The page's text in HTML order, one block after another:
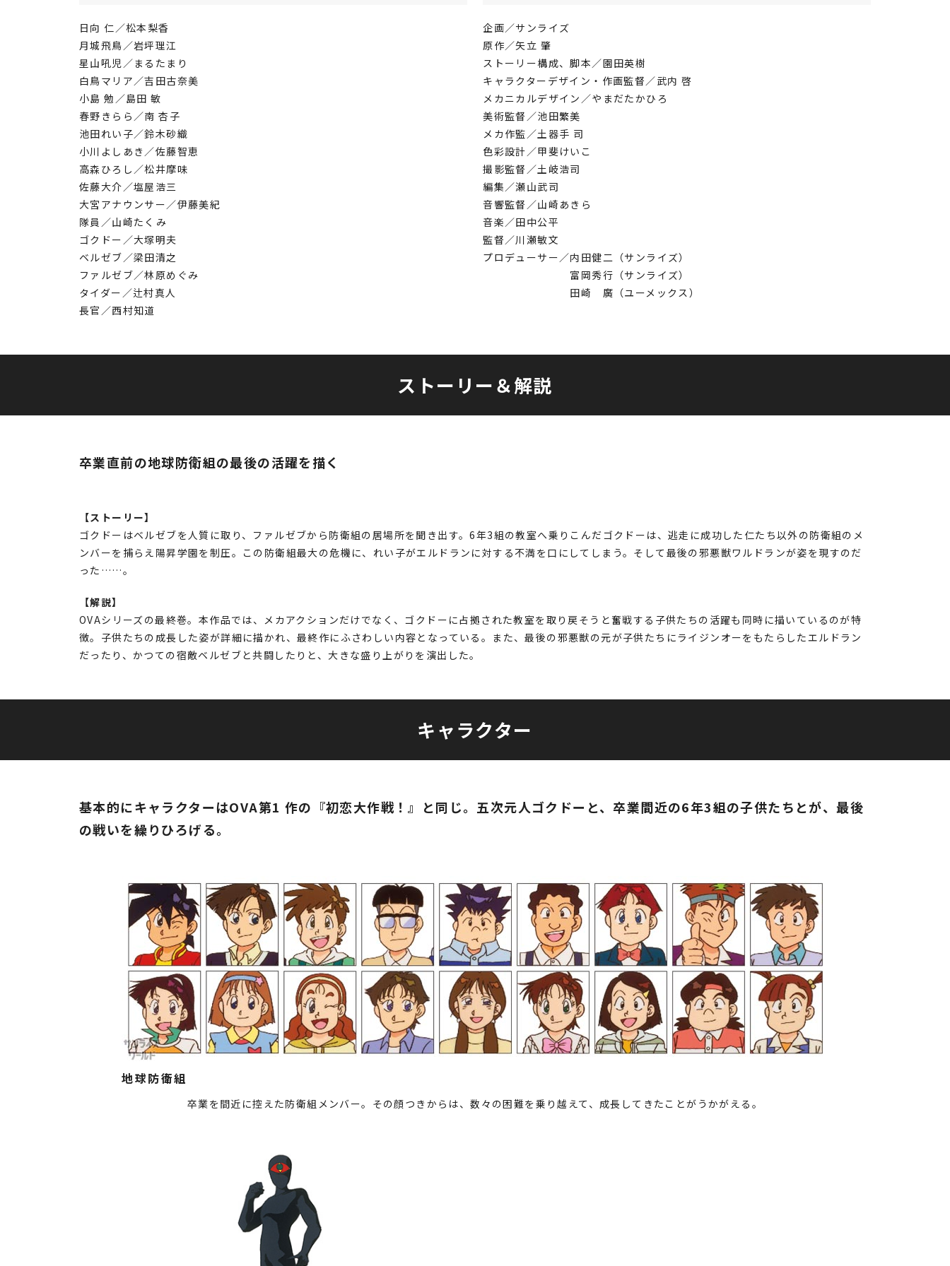
日向 仁／松本梨香
月城飛鳥／岩坪理江
星山吼児／まるたまり
白鳥マリア／吉田古奈美
小島 勉／島田 敏
春野きらら／南 杏子
池田れい子／鈴木砂織
小川よしあき／佐藤智恵
高森ひろし／松井摩味
佐藤大介／塩屋浩三
大宮アナウンサー／伊藤美紀
隊員／山崎たくみ
ゴクドー／大塚明夫
ベルゼブ／梁田清之
ファルゼブ／林原めぐみ
タイダー／辻村真人
長官／西村知道
企画／サンライズ
原作／矢立 肇
ストーリー構成、脚本／園田英樹
キャラクターデザイン・作画監督／武内 啓
メカニカルデザイン／やまだたかひろ
美術監督／池田繁美
メカ作監／土器手 司
色彩設計／甲斐けいこ
撮影監督／土岐浩司
編集／瀬山武司
音響監督／山崎あきら
音楽／田中公平
監督／川瀬敏文
プロデューサー／内田健二（サンライズ）
富岡秀行（サンライズ）
田崎 廣（ユーメックス）
ストーリー＆解説
卒業直前の地球防衛組の最後の活躍を描く
【ストーリー】
ゴクドーはベルゼブを人質に取り、ファルゼブから防衛組の居場所を聞き出す。6年3組の教室へ乗りこんだゴクドーは、逃走に成功した仁たち以外の防衛組のメ
ンバーを捕らえ陽昇学園を制圧。この防衛組最大の危機に、れい子がエルドランに対する不満を口にしてしまう。そして最後の邪悪獣ワルドランが姿を現すのだ
った……。
【解説】
OVAシリーズの最終巻。本作品では、メカアクションだけでなく、ゴクドーに占拠された教室を取り戻そうと奮戦する子供たちの活躍も同時に描いているのが特
徴。子供たちの成長した姿が詳細に描かれ、最終作にふさわしい内容となっている。また、最後の邪悪獣の元が子供たちにライジンオーをもたらしたエルドラン
だったり、かつての宿敵ベルゼブと共闘したりと、大きな盛り上がりを演出した。
キャラクター
基本的にキャラクターはOVA第1 作の『初恋大作戦！』と同じ。五次元人ゴクドーと、卒業間近の6年3組の子供たちとが、最後
の戦いを繰りひろげる。
地球防衛組
卒業を間近に控えた防衛組メンバー。その顔つきからは、数々の困難を乗り越えて、成長してきたことがうかがえる。